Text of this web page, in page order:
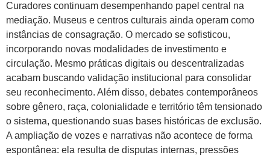
Curadores continuam desempenhando papel central na
mediação. Museus e centros culturais ainda operam como
instâncias de consagração. O mercado se sofisticou,
incorporando novas modalidades de investimento e
circulação. Mesmo práticas digitais ou descentralizadas
acabam buscando validação institucional para consolidar
seu reconhecimento. Além disso, debates contemporâneos
sobre gênero, raça, colonialidade e território têm tensionado
o sistema, questionando suas bases históricas de exclusão.
A ampliação de vozes e narrativas não acontece de forma
espontânea: ela resulta de disputas internas, pressões